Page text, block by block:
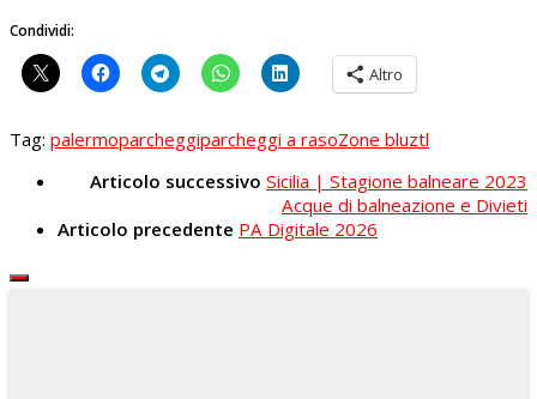
Condividi:
Altro
Tag: palermoparcheggiparcheggi a rasoZone bluztl
Articolo successivo Sicilia | Stagione balneare 2023
Acque di balneazione e Divieti
Articolo precedente PA Digitale 2026